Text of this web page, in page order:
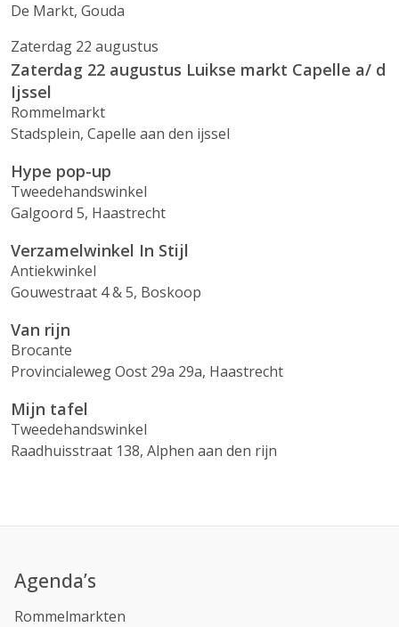
De Markt, Gouda
Zaterdag 22 augustus
Zaterdag 22 augustus Luikse markt Capelle a/ d
Ijssel
Rommelmarkt
Stadsplein, Capelle aan den ijssel
Hype pop-up
Tweedehandswinkel
Galgoord 5, Haastrecht
Verzamelwinkel In Stijl
Antiekwinkel
Gouwestraat 4 & 5, Boskoop
Van rijn
Brocante
Provincialeweg Oost 29a 29a, Haastrecht
Mijn tafel
Tweedehandswinkel
Raadhuisstraat 138, Alphen aan den rijn
Agenda’s
Rommelmarkten